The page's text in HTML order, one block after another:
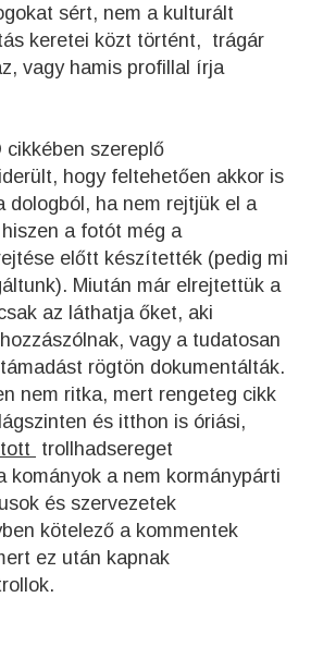
sért, nem a kulturált
keretei közt történt, trágár
vagy hamis profillal írja
cikkében szereplő
hogy feltehetően akkor is
dologból, ha nem rejtjük el a
a fotót még a
előtt készítették (pedig mi
Miután már elrejtettük a
az láthatja őket, aki
vagy a tudatosan
rögtön dokumentálták.
nem ritka, mert rengeteg cikk
és itthon is óriási,
trollhadsereget
kományok a nem kormánypárti
és szervezetek
kötelező a kommentek
ez után kapnak